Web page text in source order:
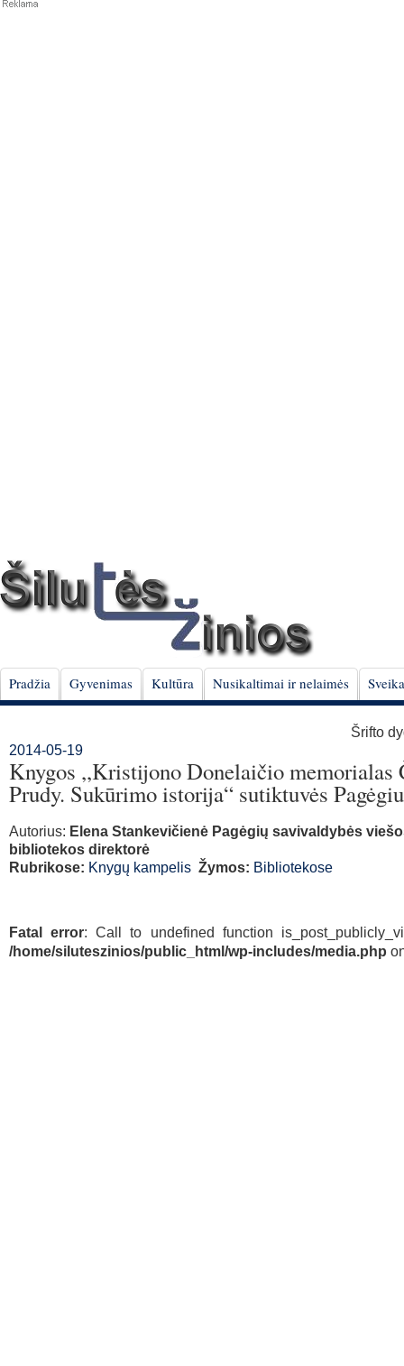
Pradžia Gyvenimas Kultūra Nusikaltimai ir nelaimės
Šrifto
2014-05-19
Knygos ,,Kristijono Donelaičio memorialas
Prudy. Sukūrimo istorija“ sutiktuvės
Autorius: Elena Stankevičienė Pagėgių savivaldybės
bibliotekos direktorė
Rubrikose: Knygų kampelis Žymos: Bibliotekose
Fatal error: Call to undefined function
/home/siluteszinios/public_html/wp-includes/media.php